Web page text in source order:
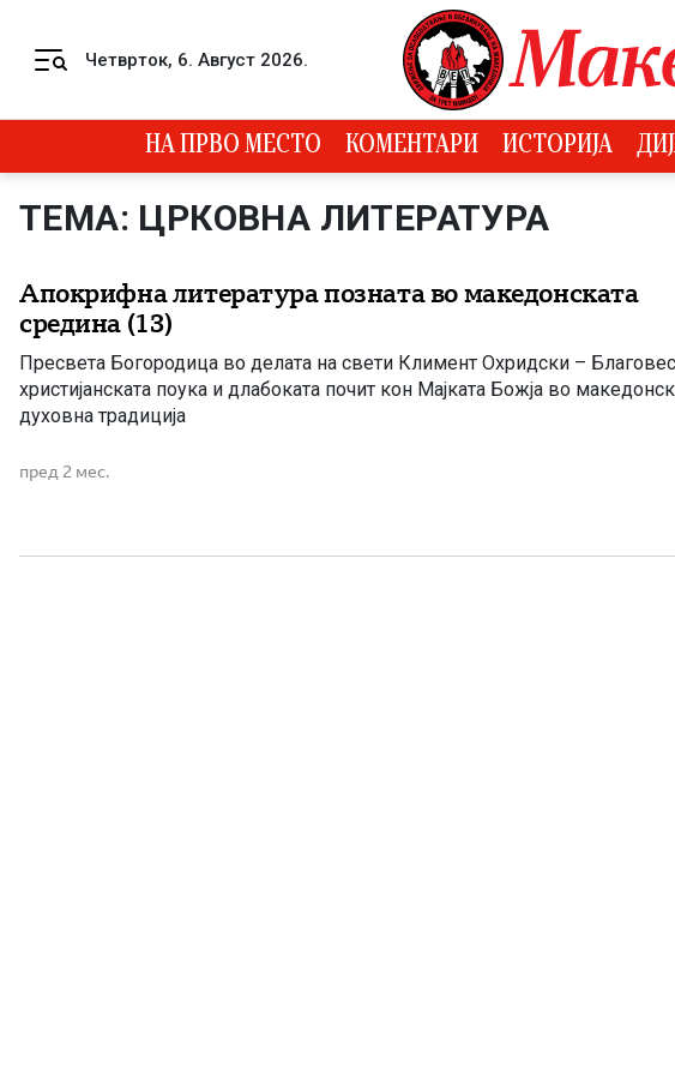
Четврток, 6. Август 2026.
НА ПРВО МЕСТО КОМЕНТАРИ ИСТОРИЈА
ТЕМА: ЦРКОВНА ЛИТЕРАТУРА
Апокрифна литература позната во македонската
средина (13)
Пресвета Богородица во делата на свети Климент Охридски –
христијанската поука и длабоката почит кон Мајката Божја во
духовна традиција
пред 2 мес.